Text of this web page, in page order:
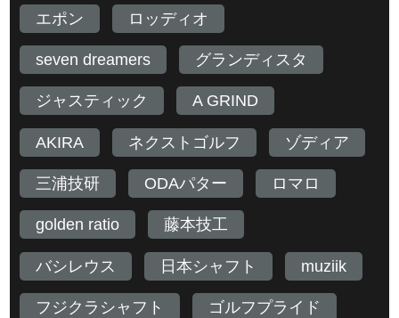
エポン ロッディオ
seven dreamers グランディスタ
ジャスティック A GRIND
AKIRA ネクストゴルフ ゾディア
三浦技研 ODAパター ロマロ
golden ratio 藤本技工
バシレウス 日本シャフト muziik
フジクラシャフト ゴルフプライド